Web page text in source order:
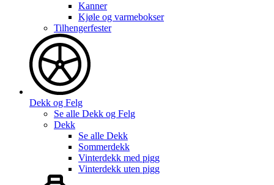
Kanner
Kjøle og varmebokser
Tilhengerfester
Dekk og Felg
Se alle Dekk og Felg
Dekk
Se alle Dekk
Sommerdekk
Vinterdekk med pigg
Vinterdekk uten pigg